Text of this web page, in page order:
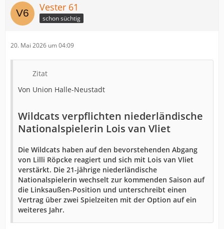
Vester 61
schon süchtig
20. Mai 2026 um 04:09
Zitat
Von Union Halle-Neustadt
Wildcats verpflichten niederländische
Nationalspielerin Lois van Vliet
Die Wildcats haben auf den bevorstehenden Abgang
von Lilli Röpcke reagiert und sich mit Lois van Vliet
verstärkt. Die 21-jährige niederländische
Nationalspielerin wechselt zur kommenden Saison auf
die Linksaußen-Position und unterschreibt einen
Vertrag über zwei Spielzeiten mit der Option auf ein
weiteres Jahr.